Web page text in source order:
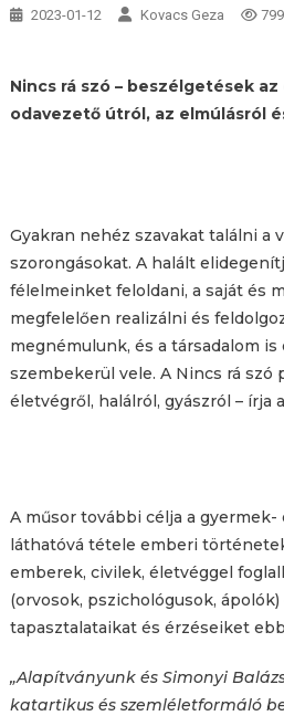
2023-01-12 Kovacs Geza 799
Nincs rá szó – beszélgetések
odavezető útról, az elmúlásról
Gyakran nehéz szavakat találni a
szorongásokat. A halált
félelmeinket feloldani, a saját és
megfelelően realizálni és
megnémulunk, és a társadalom
szembekerül vele. A Nincs rá szó
életvégről, halálról, gyászról – írja
A műsor további célja a
láthatóvá tétele emberi
emberek, civilek, életvéggel
(orvosok, pszichológusok,
tapasztalataikat és érzéseiket
„Alapítványunk és Simonyi
katartikus és szemléletformáló